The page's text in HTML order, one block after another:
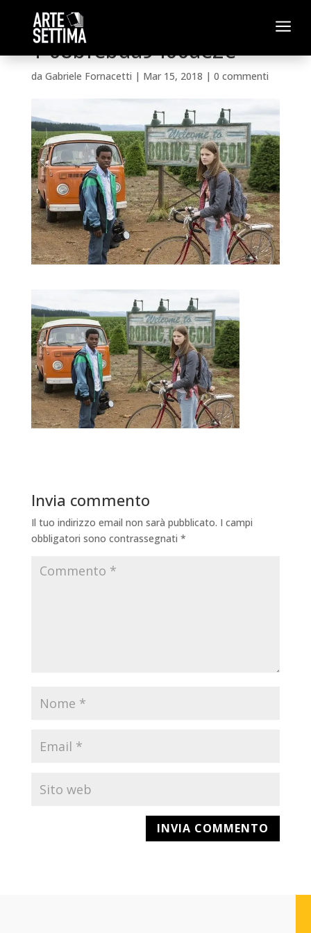
a
1-08bfebda9400ae2e
da Gabriele Fornacetti | Mar 15, 2018 | 0 commenti
Invia commento
Il tuo indirizzo email non sarà pubblicato. I campi
obbligatori sono contrassegnati *